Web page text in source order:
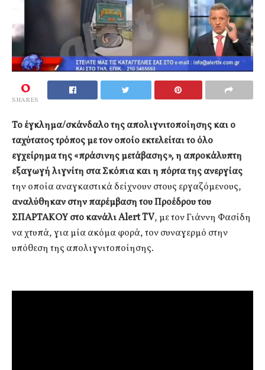
0
SHARES
Το έγκλημα/σκάνδαλο της απολιγνιτοποίησης και ο
ταχύτατος τρόπος με τον οποίο εκτελείται το όλο
εγχείρημα της «πράσινης μετάβασης», η απροκάλυπτη
εξαγωγή λιγνίτη στα Σκόπια και η πόρτα της ανεργίας
την οποία αναγκαστικά δείχνουν στους εργαζόμενους,
αναλύθηκαν στην παρέμβαση του Προέδρου του
ΣΠΑΡΤΑΚΟΥ στο κανάλι Alert TV, με τον Γιάννη Φασίδη
να χτυπά, για μία ακόμα φορά, τον συναγερμό στην
υπόθεση της απολιγνιτοποίησης.